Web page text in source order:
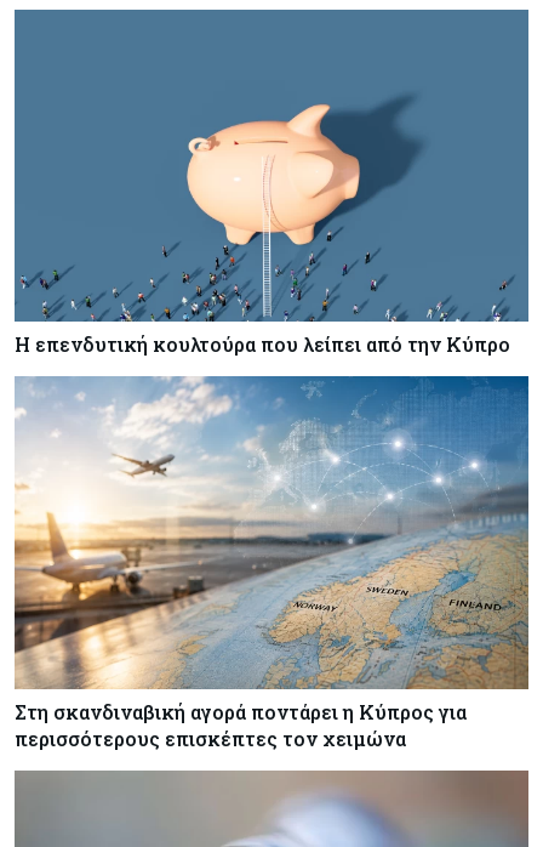
Από τα €150,6 εκατ. στα €112 εκατ. οι κρατικές
πιστώσεις για έρευνα στην Κύπρο
Η επενδυτική κουλτούρα που λείπει από την Κύπρο
Στη σκανδιναβική αγορά ποντάρει η Κύπρος για
περισσότερους επισκέπτες τον χειμώνα